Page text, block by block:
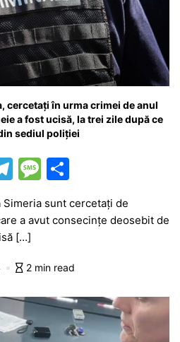
cercetați în urma crimei de anul
a fost ucisă, la trei zile după ce
sediul poliției
T
e
gr
a
m
M
s
a
e
ta
a
ă
sunt cercetați de
a avut consecințe deosebit de
[…]
2 min read